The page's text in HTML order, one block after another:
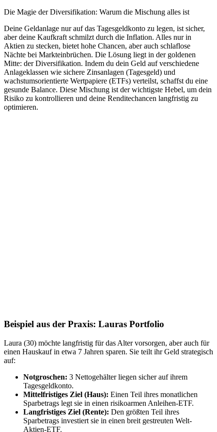
Die Magie der Diversifikation: Warum die Mischung alles ist
Deine Geldanlage nur auf das Tagesgeldkonto zu legen, ist sicher,
aber deine Kaufkraft schmilzt durch die Inflation. Alles nur in
Aktien zu stecken, bietet hohe Chancen, aber auch schlaflose
Nächte bei Markteinbrüchen. Die Lösung liegt in der goldenen
Mitte: der Diversifikation. Indem du dein Geld auf verschiedene
Anlageklassen wie sichere Zinsanlagen (Tagesgeld) und
wachstumsorientierte Wertpapiere (ETFs) verteilst, schaffst du eine
gesunde Balance. Diese Mischung ist der wichtigste Hebel, um dein
Risiko zu kontrollieren und deine Renditechancen langfristig zu
optimieren.
Beispiel aus der Praxis: Lauras Portfolio
Laura (30) möchte langfristig für das Alter vorsorgen, aber auch für
einen Hauskauf in etwa 7 Jahren sparen. Sie teilt ihr Geld strategisch
auf:
Notgroschen: 3 Nettogehälter liegen sicher auf ihrem
Tagesgeldkonto.
Mittelfristiges Ziel (Haus): Einen Teil ihres monatlichen
Sparbetrags legt sie in einen risikoarmen Anleihen-ETF.
Langfristiges Ziel (Rente): Den größten Teil ihres
Sparbetrags investiert sie in einen breit gestreuten Welt-
Aktien-ETF.